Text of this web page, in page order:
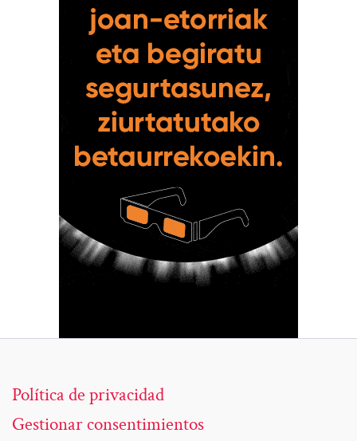
Política de privacidad
Gestionar consentimientos